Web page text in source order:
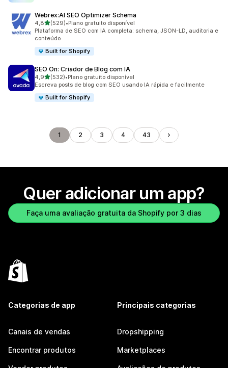
Webrex:AI SEO Optimizer Schema
4,8de 5 estrelas
(529)
529 avaliações ao todo
•Plano gratuito disponível
Plataforma de SEO com IA completa: schema, JSON-LD, auditoria e
conteúdo
Built for Shopify
SEO On: Criador de Blog com IA
4,9de 5 estrelas
(532)
532 avaliações ao todo
•Plano gratuito disponível
Escreva posts de blog com SEO usando IA rápida e facilmente
Built for Shopify
1 2 3 4 43
Quer adicionar um app?
Faça uma avaliação gratuita da Shopify por 3 dias
Categorias de app
Canais de vendas
Encontrar produtos
Principais categorias
Dropshipping
Marketplaces